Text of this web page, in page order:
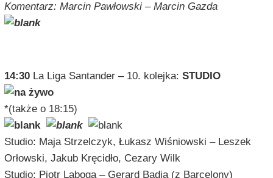
Komentarz: Marcin Pawłowski – Marcin Gazda
14:30La Liga Santander – 10. kolejka: STUDIO
*(także o 18:15)
Studio: Maja Strzelczyk, Łukasz Wiśniowski – Leszek
Orłowski, Jakub Kręcidło, Cezary Wilk
Studio: Piotr Laboga – Gerard Badia (z Barcelony)